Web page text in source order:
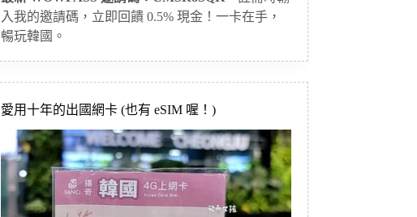
入我的邀請碼，立即回饋 0.5% 現金！一卡在手，
暢玩韓國。
愛用十年的出國網卡 (也有 eSIM 喔！)